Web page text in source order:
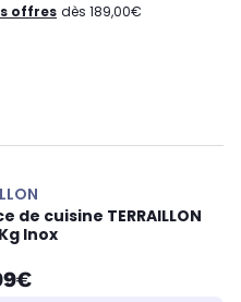
offres dès 189,00€
de cuisine TERRAILLON
Inox